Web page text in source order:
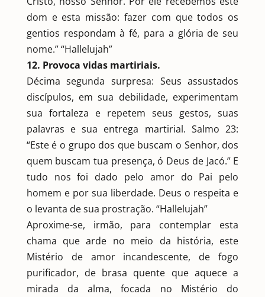
dom e esta missão: fazer com que todos os
gentios respondam à fé, para a glória de seu
nome.” “Hallelujah”
12. Provoca vidas martiriais.
Décima segunda surpresa: Seus assustados
discípulos, em sua debilidade, experimentam
sua fortaleza e repetem seus gestos, suas
palavras e sua entrega martirial. Salmo 23:
“Este é o grupo dos que buscam o Senhor, dos
quem buscam tua presença, ó Deus de Jacó.” E
tudo nos foi dado pelo amor do Pai pelo
homem e por sua liberdade. Deus o respeita e
o levanta de sua prostração. “Hallelujah”
Aproxime-se, irmão, para contemplar esta
chama que arde no meio da história, este
Mistério de amor incandescente, de fogo
purificador, de brasa quente que aquece a
mirada da alma, focada no Mistério do